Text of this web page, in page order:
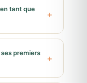
tant que
premiers